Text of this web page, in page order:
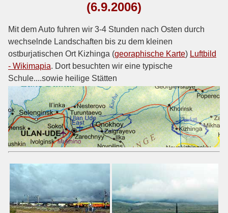
(6.9.2006)
Mit dem Auto fuhren wir 3-4 Stunden nach Osten durch
wechselnde Landschaften bis zu dem kleinen
ostburjatischen Ort Kizhinga (georaphische Karte) Luftbild
- Wikimapia. Dort besuchten wir eine typische
Schule....sowie heilige Stätten